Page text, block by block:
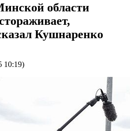
области
Кушнаренко
10:19)